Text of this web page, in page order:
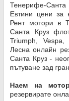
Тенерифе-
Евтини цени за
Рент мотори в
Санта Круз
Triumph,
Лесна онлайн
Санта Круз -
пътуване зад
Наем на
резервирате